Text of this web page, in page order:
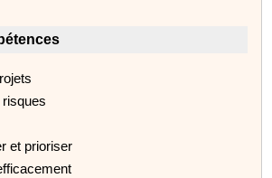
et prioriser